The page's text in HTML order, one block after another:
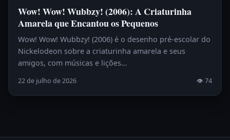
Wow! Wow! Wubbzy! (2006): A Criaturinha
Amarela que Encantou os Pequenos
Wow! Wow! Wubbzy! (2006) é o desenho pré-escolar do
Nickelodeon sobre a criaturinha amarela e seus
amigos, com músicas e lições…
22 de julho de 2026 👁 74